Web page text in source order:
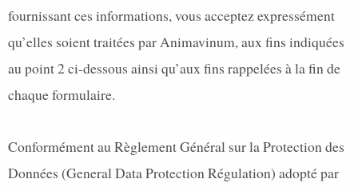
fournissant ces informations, vous acceptez expressément
qu’elles soient traitées par Animavinum, aux fins indiquées
au point 2 ci-dessous ainsi qu’aux fins rappelées à la fin de
chaque formulaire.
Conformément au Règlement Général sur la Protection des
Données (General Data Protection Régulation) adopté par